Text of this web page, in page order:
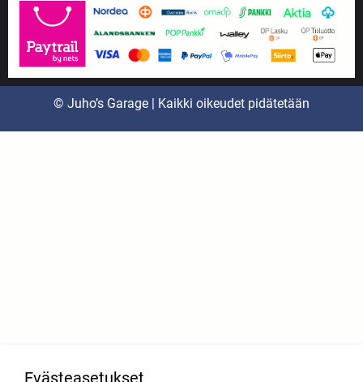
© Juho’s Garage | Kaikki oikeudet pidätetään
Evästeasetukset